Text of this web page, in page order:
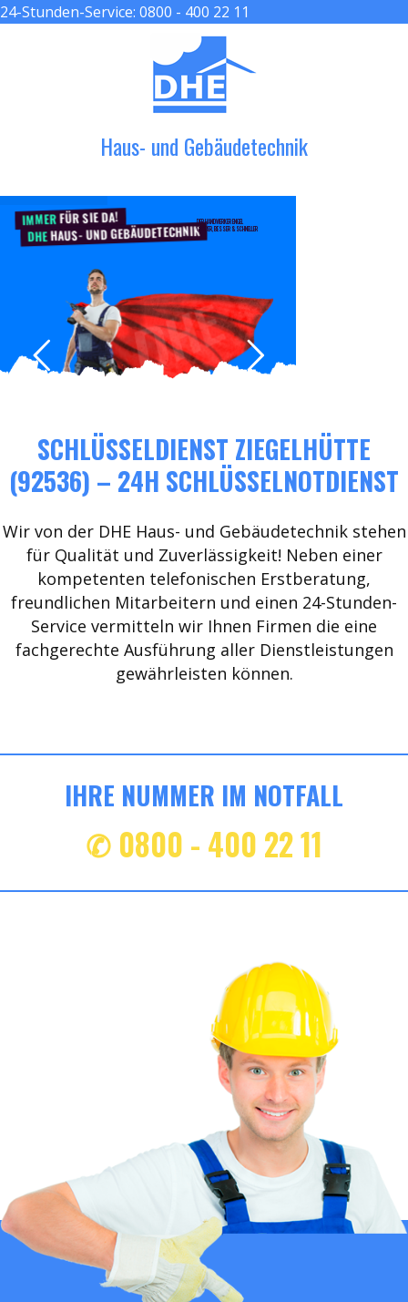
24-Stunden-Service: 0800 - 400 22 11
Haus- und Gebäudetechnik
IMMERFÜR SIE DA!
DHEHAUS- UND GEBÄUDETECHNIK
DER HANDWERKER ENGEL
GRÖßER, BESSER & SCHNELLER
SCHLÜSSELDIENST ZIEGELHÜTTE
(92536) – 24H SCHLÜSSELNOTDIENST
Wir von der DHE Haus- und Gebäudetechnik stehen
für Qualität und Zuverlässigkeit! Neben einer
kompetenten telefonischen Erstberatung,
freundlichen Mitarbeitern und einen 24-Stunden-
Service vermitteln wir Ihnen Firmen die eine
fachgerechte Ausführung aller Dienstleistungen
gewährleisten können.
IHRE NUMMER IM NOTFALL
✆ 0800 - 400 22 11